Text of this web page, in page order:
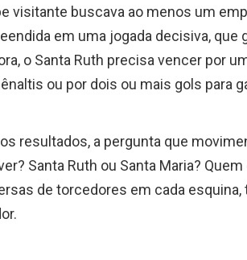
visitante buscava ao menos um
em uma jogada decisiva, que
o Santa Ruth precisa vencer por
ou por dois ou mais gols para
resultados, a pergunta que
Santa Ruth ou Santa Maria?
de torcedores em cada esquina,